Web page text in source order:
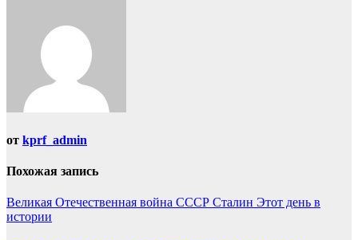
от kprf_admin
Похожая запись
Великая Отечественная война СССР Сталин Этот день в
истории